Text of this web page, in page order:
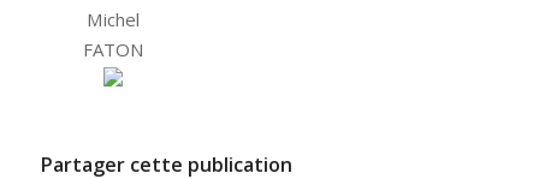
Michel
FATON
Partager cette publication